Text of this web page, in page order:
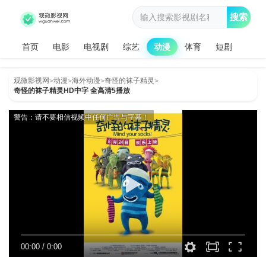
首页 电影 电视剧 综艺 动漫 体育 短剧
搜索
观微影视网>动漫>海外动漫>奇怪的袜子精灵>
奇怪的袜子精灵HD中字 全高清5播放
00:00 / 0:00
警告：请不要相信视频中任何广告与字幕！